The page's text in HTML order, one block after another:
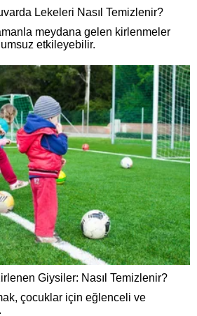
Lekeleri Nasıl Temizlenir?
meydana gelen kirlenmeler
etkileyebilir.
Giysiler: Nasıl Temizlenir?
çocuklar için eğlenceli ve